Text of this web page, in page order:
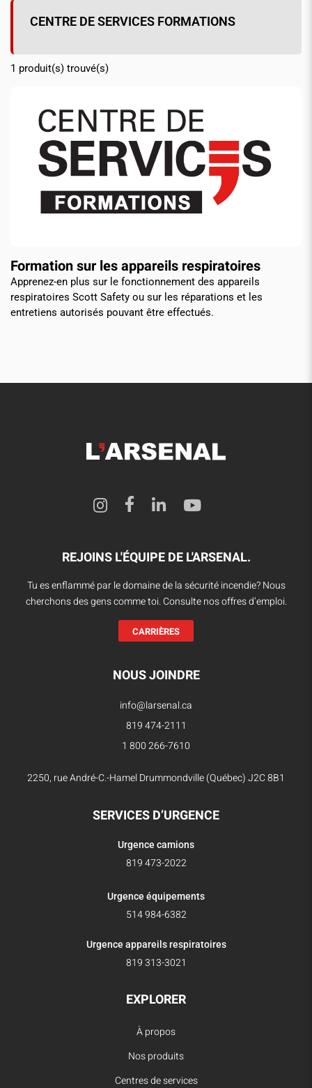
CENTRE DE SERVICES FORMATIONS
1 produit(s) trouvé(s)
Formation sur les appareils respiratoires
Apprenez-en plus sur le fonctionnement des appareils
respiratoires Scott Safety ou sur les réparations et les
entretiens autorisés pouvant être effectués.
REJOINS L'ÉQUIPE DE L'ARSENAL.
Tu es enflammé par le domaine de la sécurité incendie? Nous
cherchons des gens comme toi. Consulte nos offres d’emploi.
CARRIÈRES
NOUS JOINDRE
info@larsenal.ca
819 474-2111
1 800 266-7610
2250, rue André-C.-Hamel Drummondville (Québec) J2C 8B1
SERVICES D’URGENCE
Urgence camions
819 473-2022
Urgence équipements
514 984-6382
Urgence appareils respiratoires
819 313-3021
EXPLORER
À propos
Nos produits
Centres de services